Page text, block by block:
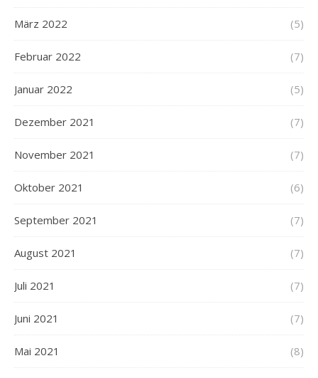
März 2022 (5)
Februar 2022 (7)
Januar 2022 (5)
Dezember 2021 (7)
November 2021 (7)
Oktober 2021 (6)
September 2021 (7)
August 2021 (7)
Juli 2021 (7)
Juni 2021 (7)
Mai 2021 (8)